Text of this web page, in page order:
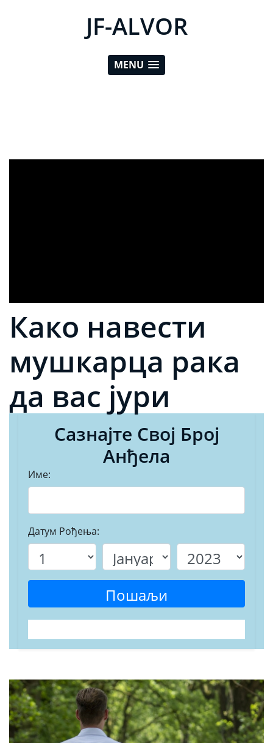
JF-ALVOR
MENU
Како навести
мушкарца рака
да вас јури
Сазнајте Свој Број
Анђела
Име:
Датум Рођења:
Пошаљи